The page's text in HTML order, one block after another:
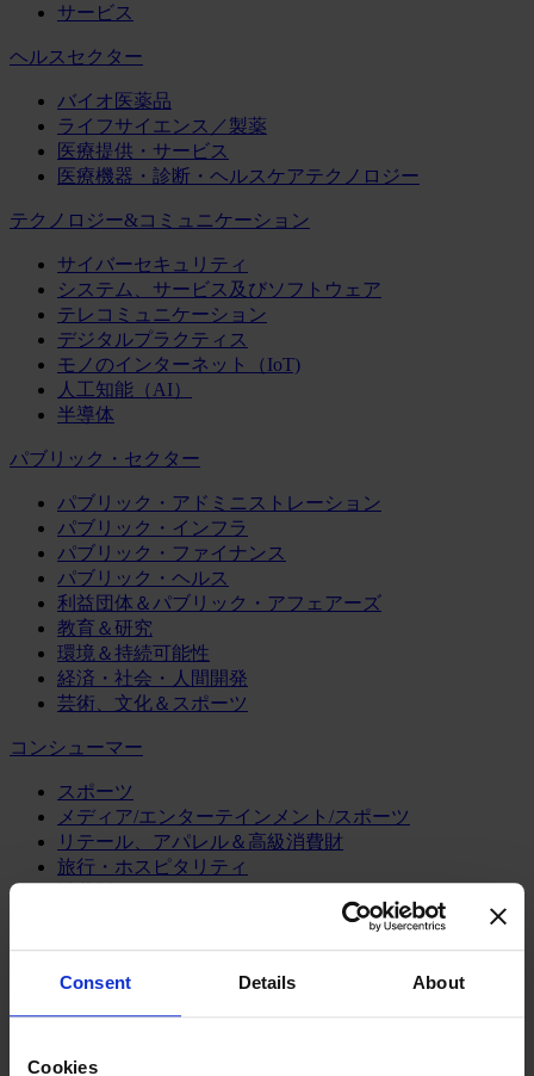
Consent Details About
Cookies
サービス
ヘルスセクター
バイオ医薬品
ライフサイエンス／製薬
医療提供・サービス
医療機器・診断・ヘルスケアテクノロジー
テクノロジー&コミュニケーション
サイバーセキュリティ
システム、サービス及びソフトウェア
テレコミュニケーション
デジタルプラクティス
モノのインターネット（IoT)
人工知能（AI）
半導体
パブリック・セクター
パブリック・アドミニストレーション
パブリック・インフラ
パブリック・ファイナンス
パブリック・ヘルス
利益団体＆パブリック・アフェアーズ
教育＆研究
環境＆持続可能性
経済・社会・人間開発
芸術、文化＆スポーツ
コンシューマー
スポーツ
メディア/エンターテインメント/スポーツ
リテール、アパレル＆高級消費財
旅行・ホスピタリティ
エネルギー